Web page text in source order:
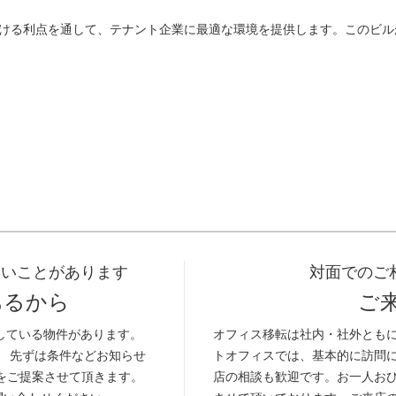
る利点を通して、テナント企業に最適な環境を提供します。このビ
ことがあります
から
いる物件があります。
先ずは条件などお知らせ
提案させて頂きます。
対面でのご
ご
オフィス移転は社内・社外とも
トオフィスでは、基本的に訪問
店の相談も歓迎です。お一人お